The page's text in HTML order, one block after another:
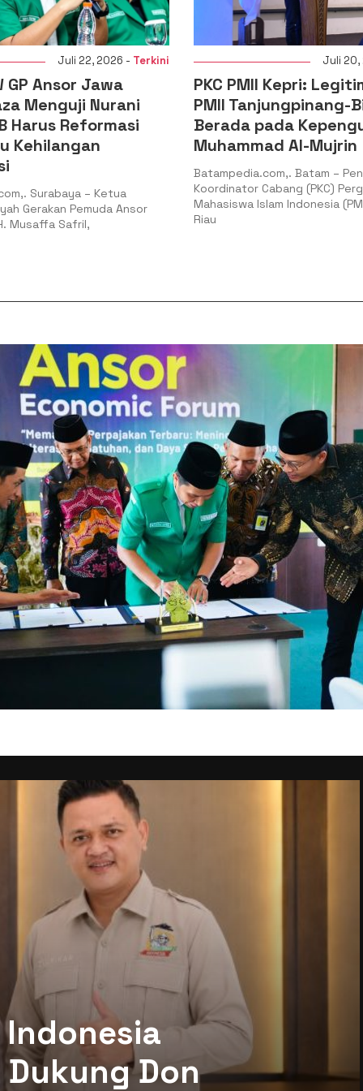
Juli 20, 2026 -Terkini
Legitimasi PC
Bintan
Kepengurusan
Al-Mujrin
Batam – Pengurus
(PKC) Pergerakan
Indonesia (PMII) Kepulauan
Juli
DPD KNPI Kepulauan
Audiensi dengan
DPRD Kepri, Perkuat
Membangun SDM
Batampedia.com,.
Pengurus Daerah Komite
Indonesia (DPD KNPI) Provinsi
Indonesia
Dukung Don